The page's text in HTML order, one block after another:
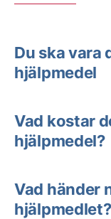
Du ska vara
hjälpmedel
Vad kostar
hjälpmedel?
Vad händer
hjälpmedlet?